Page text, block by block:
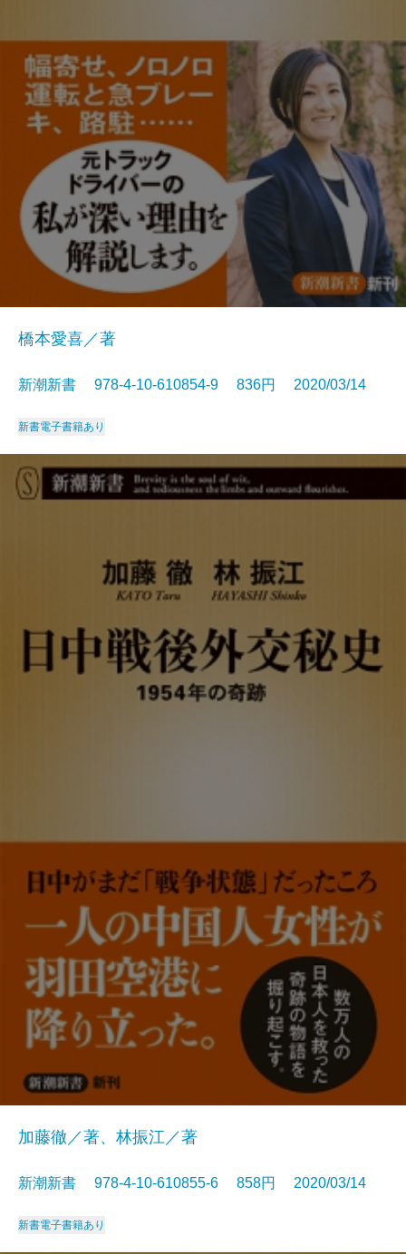
橋本愛喜／著
新潮新書 978-4-10-610854-9 836円 2020/03/14
新書電子書籍あり
加藤徹／著、林振江／著
新潮新書 978-4-10-610855-6 858円 2020/03/14
新書電子書籍あり